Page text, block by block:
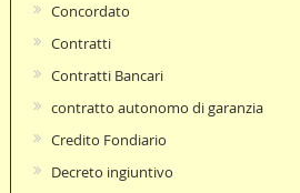
Concordato
Contratti
Contratti Bancari
contratto autonomo di garanzia
Credito Fondiario
Decreto ingiuntivo